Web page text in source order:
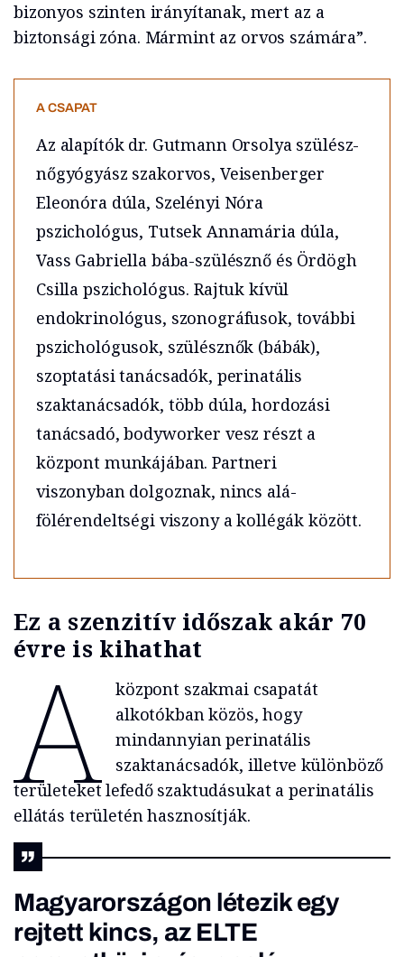
bizonyos szinten irányítanak, mert az a
biztonsági zóna. Mármint az orvos számára”.
A CSAPAT
Az alapítók dr. Gutmann Orsolya szülész-
nőgyógyász szakorvos, Veisenberger
Eleonóra dúla, Szelényi Nóra
pszichológus, Tutsek Annamária dúla,
Vass Gabriella bába-szülésznő és Ördögh
Csilla pszichológus. Rajtuk kívül
endokrinológus, szonográfusok, további
pszichológusok, szülésznők (bábák),
szoptatási tanácsadók, perinatális
szaktanácsadók, több dúla, hordozási
tanácsadó, bodyworker vesz részt a
központ munkájában. Partneri
viszonyban dolgoznak, nincs alá-
fölérendeltségi viszony a kollégák között.
Ez a szenzitív időszak akár 70
évre is kihathat
A
központ szakmai csapatát
alkotókban közös, hogy
mindannyian perinatális
szaktanácsadók, illetve különböző
területeket lefedő szaktudásukat a perinatális
ellátás területén hasznosítják.
Magyarországon létezik egy
rejtett kincs, az ELTE